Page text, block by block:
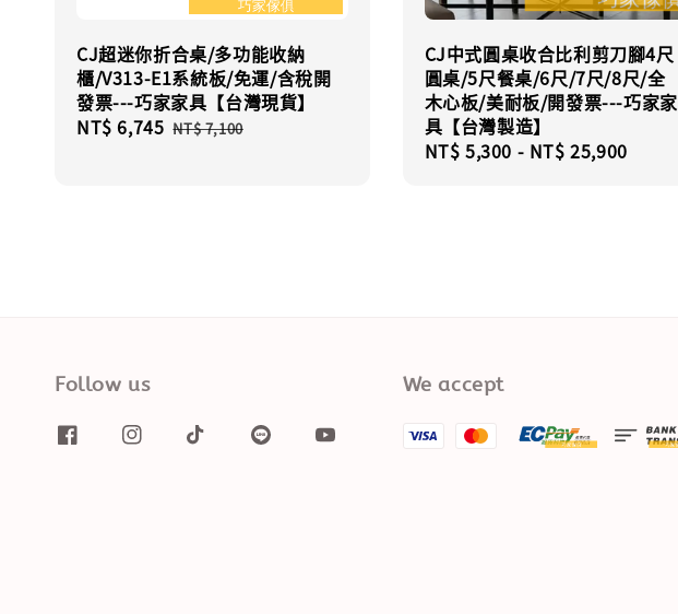
CJ超迷你折合桌/多功能收納
櫃/V313-E1系統板/免運/含稅開
發票---巧家家具【台灣現貨】
Sale
NT$ 6,745 Regular
NT$ 7,100
CJ中式圓桌收合比利剪刀腳4尺
圓桌/5尺餐桌/6尺/7尺/8尺/全
木心板/美耐板/開發票---巧家家
具【台灣製造】
Regular
NT$ 5,300 - NT$ 25,900
Follow us We accept